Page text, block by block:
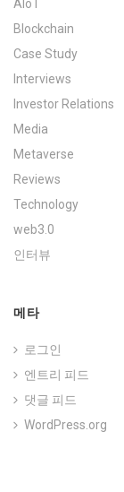
AIoT
Blockchain
Case Study
Interviews
Investor Relations
Media
Metaverse
Reviews
Technology
web3.0
인터뷰
메타
로그인
엔트리 피드
댓글 피드
WordPress.org